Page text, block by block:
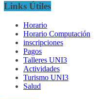
Links Útiles
Horario
Horario Computación
inscripciones
Pagos
Talleres UNI3
Actividades
Turismo UNI3
Salud